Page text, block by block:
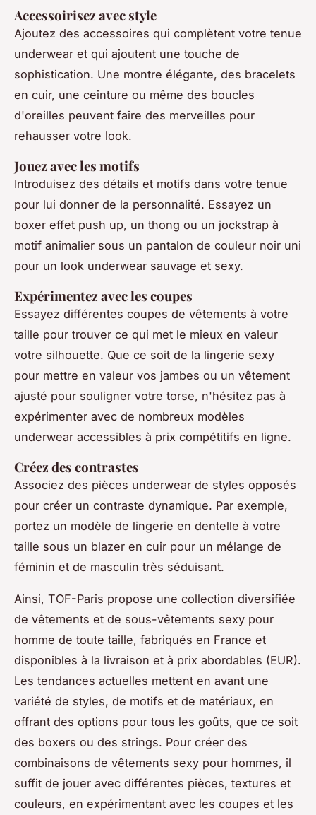
Accessoirisez avec style
Ajoutez des accessoires qui complètent votre tenue
underwear et qui ajoutent une touche de
sophistication. Une montre élégante, des bracelets
en cuir, une ceinture ou même des boucles
d'oreilles peuvent faire des merveilles pour
rehausser votre look.
Jouez avec les motifs
Introduisez des détails et motifs dans votre tenue
pour lui donner de la personnalité. Essayez un
boxer effet push up, un thong ou un jockstrap à
motif animalier sous un pantalon de couleur noir uni
pour un look underwear sauvage et sexy.
Expérimentez avec les coupes
Essayez différentes coupes de vêtements à votre
taille pour trouver ce qui met le mieux en valeur
votre silhouette. Que ce soit de la lingerie sexy
pour mettre en valeur vos jambes ou un vêtement
ajusté pour souligner votre torse, n'hésitez pas à
expérimenter avec de nombreux modèles
underwear accessibles à prix compétitifs en ligne.
Créez des contrastes
Associez des pièces underwear de styles opposés
pour créer un contraste dynamique. Par exemple,
portez un modèle de lingerie en dentelle à votre
taille sous un blazer en cuir pour un mélange de
féminin et de masculin très séduisant.
Ainsi, TOF-Paris propose une collection diversifiée
de vêtements et de sous-vêtements sexy pour
homme de toute taille, fabriqués en France et
disponibles à la livraison et à prix abordables (EUR).
Les tendances actuelles mettent en avant une
variété de styles, de motifs et de matériaux, en
offrant des options pour tous les goûts, que ce soit
des boxers ou des strings. Pour créer des
combinaisons de vêtements sexy pour hommes, il
suffit de jouer avec différentes pièces, textures et
couleurs, en expérimentant avec les coupes et les